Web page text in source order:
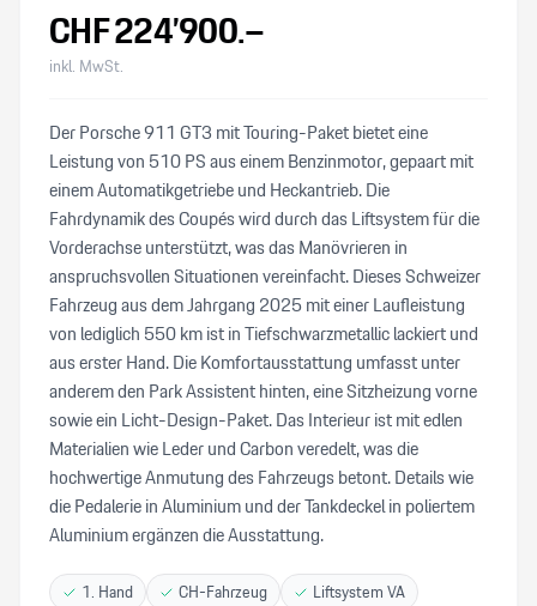
CHF224’900.–
inkl. MwSt.
Der Porsche 911 GT3 mit Touring-Paket bietet eine
Leistung von 510 PS aus einem Benzinmotor, gepaart mit
einem Automatikgetriebe und Heckantrieb. Die
Fahrdynamik des Coupés wird durch das Liftsystem für die
Vorderachse unterstützt, was das Manövrieren in
anspruchsvollen Situationen vereinfacht. Dieses Schweizer
Fahrzeug aus dem Jahrgang 2025 mit einer Laufleistung
von lediglich 550 km ist in Tiefschwarzmetallic lackiert und
aus erster Hand. Die Komfortausstattung umfasst unter
anderem den Park Assistent hinten, eine Sitzheizung vorne
sowie ein Licht-Design-Paket. Das Interieur ist mit edlen
Materialien wie Leder und Carbon veredelt, was die
hochwertige Anmutung des Fahrzeugs betont. Details wie
die Pedalerie in Aluminium und der Tankdeckel in poliertem
Aluminium ergänzen die Ausstattung.
1. Hand CH-Fahrzeug
Liftsystem VA